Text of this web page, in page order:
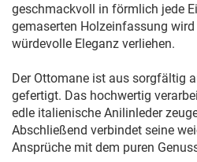
geschmackvoll in förmlich jede
gemaserten Holzeinfassung
würdevolle Eleganz verliehen.
Der Ottomane ist aus sorgfältig
gefertigt. Das hochwertig
edle italienische Anilinleder
Abschließend verbindet seine
Ansprüche mit dem puren